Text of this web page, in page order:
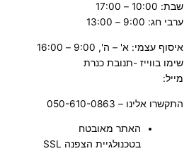
שבת: 10:00 – 17:00
ערבי חג: 9:00 – 13:00
איסוף עצמי: א' – ה', 9:00 – 16:00
שימו בווייז -תנובת כנרת
מייל:
התקשרו אלינו – 050-610-0863
האתר מאובטח
בטכנולגיית הצפנה SSL